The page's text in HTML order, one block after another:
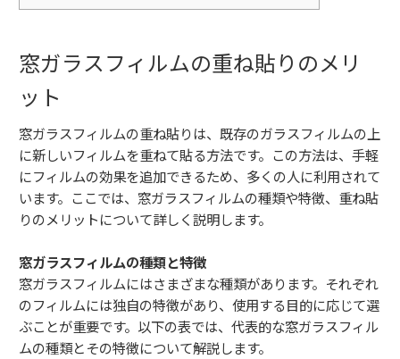
窓ガラスフィルムの重ね貼りのメリ
ット
窓ガラスフィルムの重ね貼りは、既存のガラスフィルムの上
に新しいフィルムを重ねて貼る方法です。この方法は、手軽
にフィルムの効果を追加できるため、多くの人に利用されて
います。ここでは、窓ガラスフィルムの種類や特徴、重ね貼
りのメリットについて詳しく説明します。
窓ガラスフィルムの種類と特徴
窓ガラスフィルムにはさまざまな種類があります。それぞれ
のフィルムには独自の特徴があり、使用する目的に応じて選
ぶことが重要です。以下の表では、代表的な窓ガラスフィル
ムの種類とその特徴について解説します。